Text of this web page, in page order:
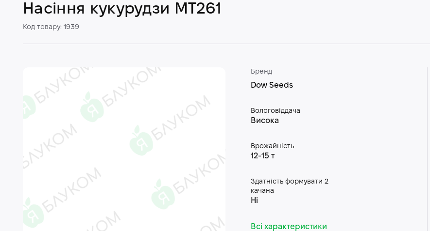
Насіння кукурудзи МТ261
Код товару: 1939
Бренд
Dow Seeds
Вологовіддача
Висока
Врожайність
12-15 т
Здатність формувати 2
качана
Ні
Всі характеристики